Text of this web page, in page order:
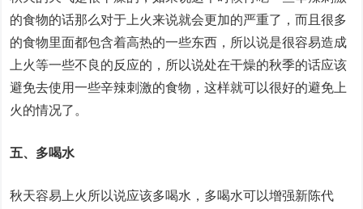
的食物的话那么对于上火来说就会更加的严重了，而且很多
的食物里面都包含着高热的一些东西，所以说是很容易造成
上火等一些不良的反应的，所以说处在干燥的秋季的话应该
避免去使用一些辛辣刺激的食物，这样就可以很好的避免上
火的情况了。
五、多喝水
秋天容易上火所以说应该多喝水，多喝水可以增强新陈代